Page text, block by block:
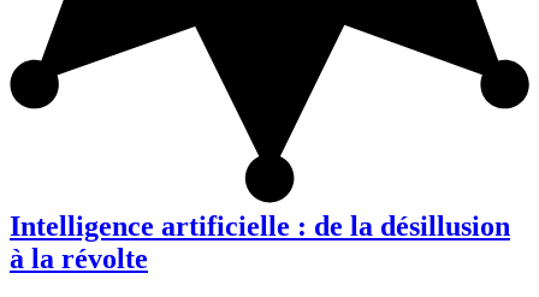
Intelligence artificielle : de la désillusion
à la révolte